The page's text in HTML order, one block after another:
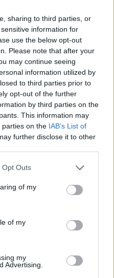
sharing to third parties, or
information for
use the below opt-out
Please note that after your
may continue seeing
information utilized by
to third parties prior to
opt-out of the further
by third parties on the
This information may
parties on the IAB’s List of
further disclose it to other
uses one or more Google
behaviour. You may click to
and its third-party tags to
purposes in below Google
Opt Outs
of my
of my
my
Advertising.
is fontos szerep hárul a
elkerülésében
megoldása a hőhullámok és
kezelésére
a GED Afrika projektről